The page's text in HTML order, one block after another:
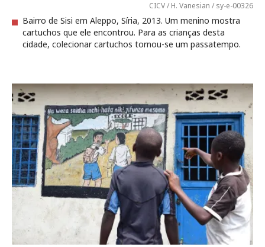
CICV / H. Vanesian / sy-e-00326
Bairro de Sisi em Aleppo, Síria, 2013. Um menino mostra
cartuchos que ele encontrou. Para as crianças desta
cidade, colecionar cartuchos tornou-se um passatempo.